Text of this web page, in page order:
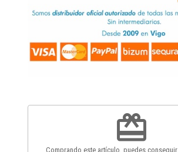
redeem
Comprando este artículo, puedes conseguir